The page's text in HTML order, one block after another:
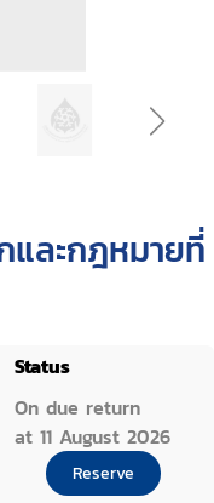
ละกฎหมายที่
Status
On due return
at 11 August 2026
Reserve